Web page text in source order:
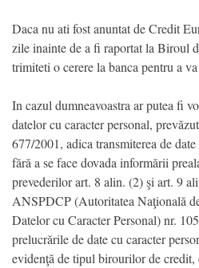
Daca nu ati fost anuntat de Credit
zile inainte de a fi raportat la Biroul
trimiteti o cerere la banca pentru a
In cazul dumneavoastra ar putea fi
datelor cu caracter personal,
677/2001, adica transmiterea de
fără a se face dovada informării
prevederilor art. 8 alin. (2) şi art. 9
ANSPDCP (Autoritatea Naţională
Datelor cu Caracter Personal) nr.
prelucrările de date cu caracter
evidenţă de tipul birourilor de